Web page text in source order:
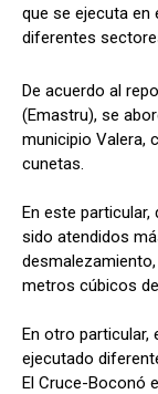
que se ejecuta en
diferentes
De acuerdo al
(Emastru), se
municipio Valera,
cunetas.
En este
sido atendidos
metros cúbicos
En otro particular,
ejecutado
El Cruce-Boconó